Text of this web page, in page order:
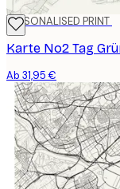
PERSONALISED PRINT
Ab 31,95 €